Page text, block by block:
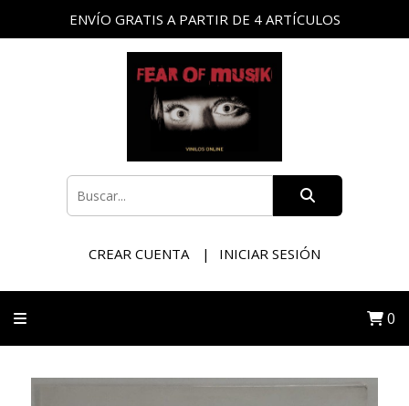
ENVÍO GRATIS A PARTIR DE 4 ARTÍCULOS
CREAR CUENTA INICIAR SESIÓN
0